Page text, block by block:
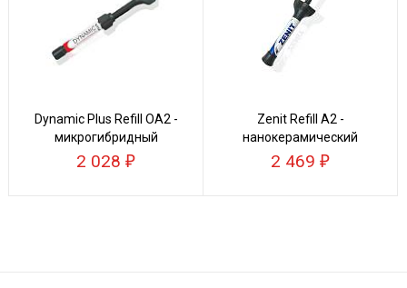
Dynamic Plus Refill ОА2 -
микрогибридный
композит
2 028
Zenit Refill А2 -
нанокерамический
композит
2 469